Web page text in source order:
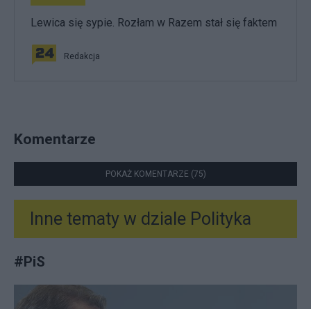
Lewica się sypie. Rozłam w Razem stał się faktem
Redakcja
Komentarze
POKAŻ KOMENTARZE (75)
Inne tematy w dziale Polityka
#PiS